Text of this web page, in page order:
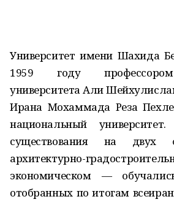
Университет имени Шахида
1959 году профессором
университета Али
Ирана Мохаммада Реза
национальный
существования на двух
архитектурно-
экономическом —
отобранных по итогам